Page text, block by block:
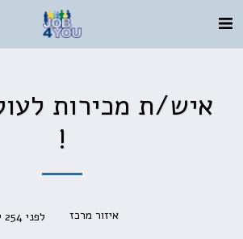
איש/ת מכירות
!
איזור מרכז לפני 254 ימים